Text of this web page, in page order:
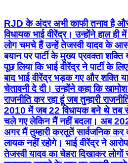
RJD के अंदर अभी काफी तनाव है
विधायक भाई वीरेंद्र। उन्होंने हाल
लोग चमचे हैं उन्हें तेजस्वी यादव के
बयान पर पार्टी के मुख्य प्रवक्ता
पूछ लिया कि भाई वीरेंद्र ने पार्टी के
बाद भाई वीरेंद्र भड़क गए और शक्ति
चेतावनी दे दी। उन्होंने कहा कि
राजनीति कर रहा हूं जब तुम्हारी
2010 में जब 22 विधायक बने थे
चले गए लेकिन मैं नहीं बदला। अब
अगर मैं तुम्हारी करतूतें सार्वजनिक कर
लायक नहीं रहोगे। भाई वीरेंद्र ने
तेजस्वी यादव का चेहरा दिखाकर